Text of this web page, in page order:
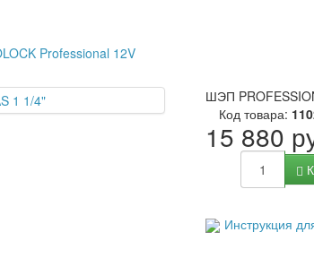
Professional 12V
ШЭП
Код товара:
15 880
Инструкция